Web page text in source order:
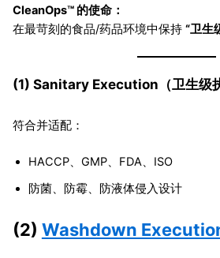
CleanOps™ 的使命：
在最苛刻的食品/药品环境中保持 “卫生
(1) Sanitary Execution（卫生级
符合并适配：
HACCP、GMP、FDA、ISO
防菌、防霉、防液体侵入设计
(2) Washdown